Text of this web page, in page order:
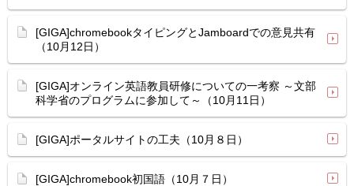
[GIGA]chromebookタイピングとJamboardでの意見共有
（10月12日）
[GIGA]オンライン英語教員研修についての一考察 ～文部
科学省のプログラムに参加して～（10月11日）
[GIGA]ポータルサイトの工夫（10月８日）
[GIGA]chromebook初国語（10月７日）